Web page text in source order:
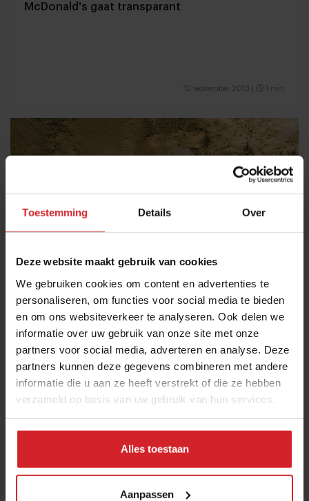
Toestemming Details Over
Deze website maakt gebruik van cookies
We gebruiken cookies om content en advertenties te
personaliseren, om functies voor social media te bieden
en om ons websiteverkeer te analyseren. Ook delen we
informatie over uw gebruik van onze site met onze
partners voor social media, adverteren en analyse. Deze
partners kunnen deze gegevens combineren met andere
informatie die u aan ze heeft verstrekt of die ze hebben
verzameld op basis van uw gebruik van hun services.
Alles toestaan
Aanpassen
McDonald's gaat transparant
12 september 2013 1 min
Search, Find and Enjoy
11 september 2013| 1 min